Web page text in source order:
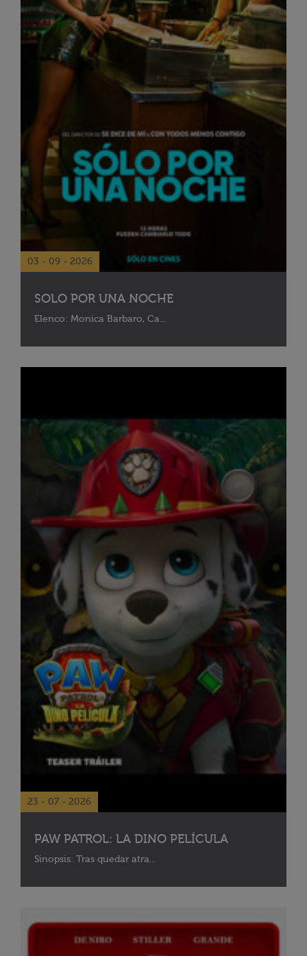
03 - 09 - 2026
SOLO POR UNA NOCHE
Elenco: Monica Barbaro, Ca...
23 - 07 - 2026
PAW PATROL: LA DINO PELÍCULA
Sinopsis: Tras quedar atra...